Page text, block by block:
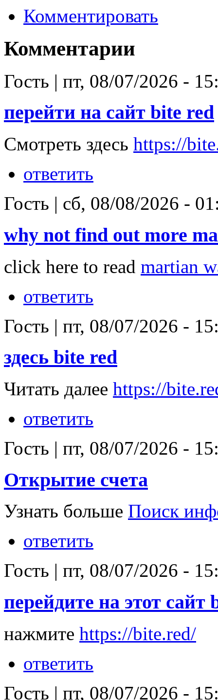
Комментировать
Комментарии
Гость | пт, 08/07/2026 -
перейти на сайт bite red
Смотреть здесь https://
ответить
Гость | сб, 08/08/2026 -
why not find out more
click here to read martian
ответить
Гость | пт, 08/07/2026 -
здесь bite red
Читать далее https://
ответить
Гость | пт, 08/07/2026 -
Открытие счета
Узнать больше Поиск
ответить
Гость | пт, 08/07/2026 -
перейдите на этот сайт
нажмите https://bite.red/
ответить
Гость | пт, 08/07/2026 -